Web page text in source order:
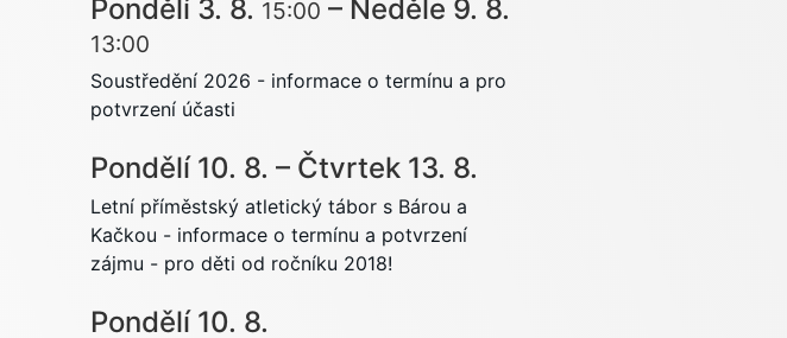
Pondělí 3. 8. 15:00 – Neděle 9. 8.
13:00
Soustředění 2026 - informace o termínu a pro
potvrzení účasti
Pondělí 10. 8. – Čtvrtek 13. 8.
Letní příměstský atletický tábor s Bárou a
Kačkou - informace o termínu a potvrzení
zájmu - pro děti od ročníku 2018!
Pondělí 10. 8.